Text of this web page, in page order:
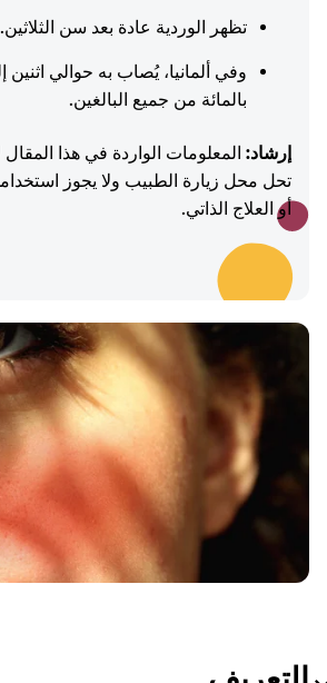
تظهر الوردية عادة بعد سن الثلاثين.
وفي ألمانيا، يُصاب به حوالي
بالمائة من جميع البالغين.
إرشاد: المعلومات الواردة في هذا
تحل محل زيارة الطبيب ولا يجوز
أو العلاج الذاتي.